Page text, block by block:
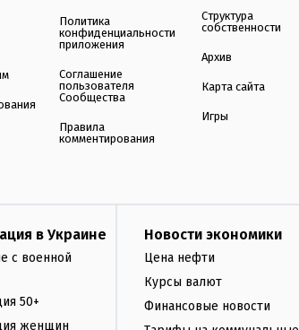
Политика
конфиденциальности
приложения
Соглашение
пользователя
Сообщества
Правила
комментирования
Структура
собственности
Архив
Карта сайта
Игры
в Украине
с военной
50+
женщин
Новости экономики
Цена нефти
Курсы валют
Финансовые новости